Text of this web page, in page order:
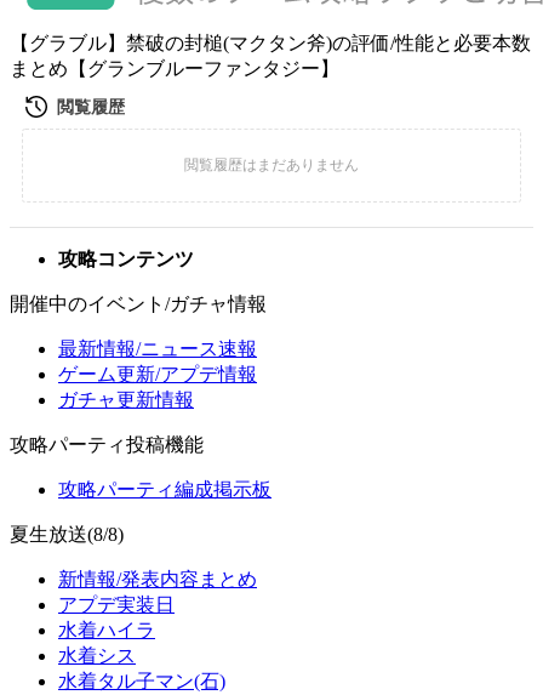
【グラブル】禁破の封槌(マクタン斧)の評価/性能と必要本数
まとめ【グランブルーファンタジー】
攻略コンテンツ
開催中のイベント/ガチャ情報
最新情報/ニュース速報
ゲーム更新/アプデ情報
ガチャ更新情報
攻略パーティ投稿機能
攻略パーティ編成掲示板
夏生放送(8/8)
新情報/発表内容まとめ
アプデ実装日
水着ハイラ
水着シス
水着タル子マン(石)